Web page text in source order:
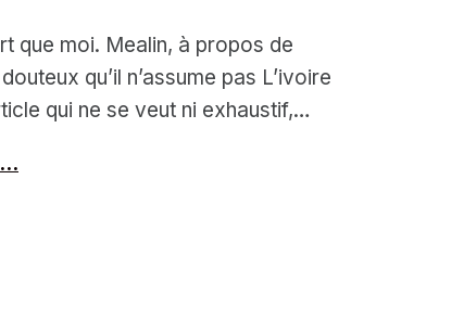
que moi. Mealin, à propos de
qu’il n’assume pas L’ivoire
qui ne se veut ni exhaustif,…